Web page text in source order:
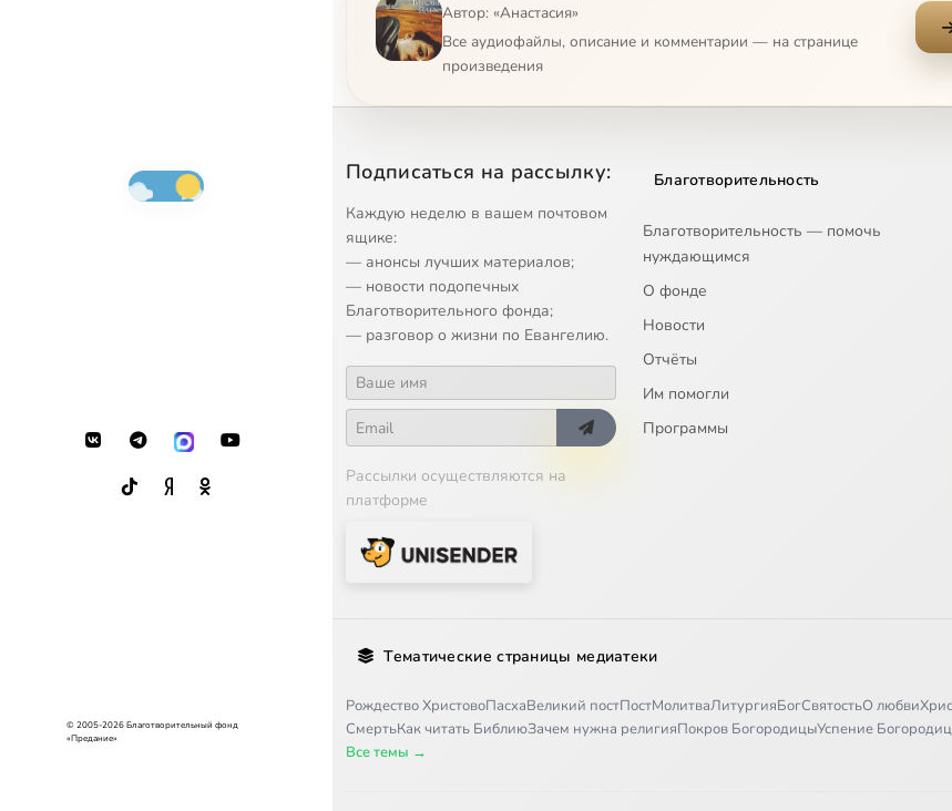
© 2005-2026 Благотворительный фонд
«Предание»
Автор: «Анастасия»
Все аудиофайлы, описание и комментарии — на странице
произведения
Подписаться на рассылку:
Каждую неделю в вашем почтовом
ящике:
— анонсы лучших материалов;
— новости подопечных
Благотворительного фонда;
— разговор о жизни по Евангелию.
Рассылки осуществляются на
платформе
Благотворительность
Благотворительность — помочь
нуждающимся
О фонде
Новости
Отчёты
Им помогли
Программы
Тематические страницы медиатеки
Рождество ХристовоПасхаВеликий постПостМолитваЛитургияБогСвятостьО любви
СмертьКак читать БиблиюЗачем нужна религияПокров БогородицыУспение
Все темы →